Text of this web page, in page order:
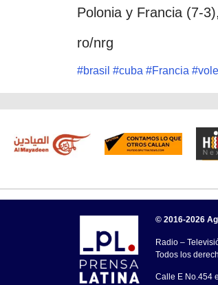
Polonia y Francia (7-
ro/nrg
#brasil #cuba #Francia #
© 2016-2026
Radio –
Todos los
Calle E No.454